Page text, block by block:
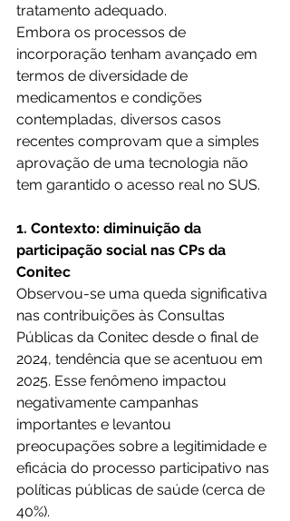
tratamento adequado.
Embora os processos de
incorporação tenham avançado em
termos de diversidade de
medicamentos e condições
contempladas, diversos casos
recentes comprovam que a simples
aprovação de uma tecnologia não
tem garantido o acesso real no SUS.
1. Contexto: diminuição da
participação social nas CPs da
Conitec
Observou-se uma queda significativa
nas contribuições às Consultas
Públicas da Conitec desde o final de
2024, tendência que se acentuou em
2025. Esse fenômeno impactou
negativamente campanhas
importantes e levantou
preocupações sobre a legitimidade e
eficácia do processo participativo nas
políticas públicas de saúde (cerca de
40%).